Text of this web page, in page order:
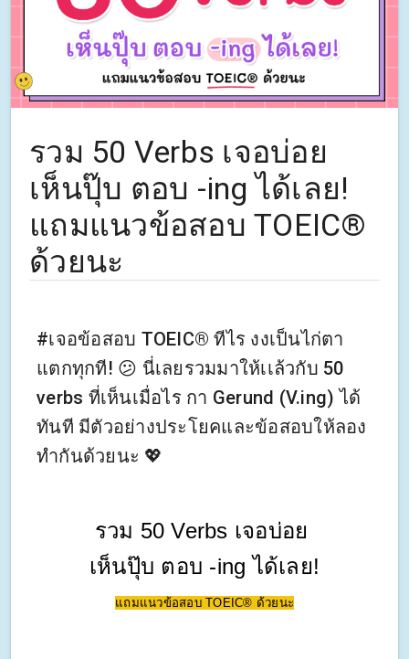
รวม 50 Verbs เจอบ่อย
เห็นปุ๊บ ตอบ -ing ได้เลย!
แถมแนวข้อสอบ TOEIC®
ด้วยนะ
#เจอข้อสอบ TOEIC® ทีไร งงเป็นไก่ตา
แตกทุกที! 😕 นี่เลยรวมมาให้เเล้วกับ 50
verbs ที่เห็นเมื่อไร กา Gerund (V.ing) ได้
ทันที มีตัวอย่างประโยคและข้อสอบให้ลอง
ทำกันด้วยนะ 💖
รวม 50 Verbs เจอบ่อย
เห็นปุ๊บ ตอบ -ing ได้เลย!
แถมแนวข้อสอบ TOEIC® ด้วยนะ